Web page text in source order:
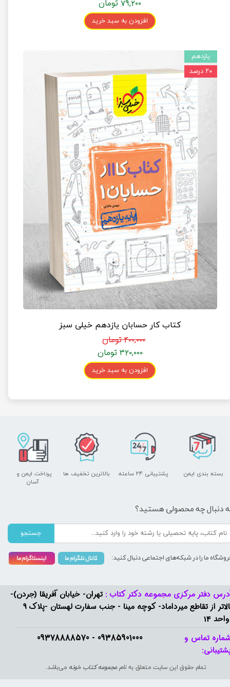
۷۹,۲۰۰ تومان
افزودن به سبد خرید
کتاب کار حسابان یازدهم خیلی سبز
۴۰۰,۰۰۰ تومان
۳۲۰,۰۰۰ تومان
افزودن به سبد خرید
یازدهم
۲۰ درصد
09385901000 - 09378888570​​​​​​​
دفتر مرکزی مجموعه دکتر کتاب : تهران- خیابان آفریقا (جردن)-
بالاتر از تقاطع میرداماد- کوچه مینا - جنب سفارت لهستان -پلاک 9
14
تمام حقوق این سایت متعلق بهنام مجموعه کتاب خونه می‌باشد.
تماس و
پشتیبانی ۲۴ ساعته
پرداخت ایمن و ​​​​​​​
آسان
بسته بندی ایمن بالاترین تخفیف ها
دنبال چه محصولی هستید؟
جستجو
ما را در شبکه‌های اجتماعی دنبال کنید: